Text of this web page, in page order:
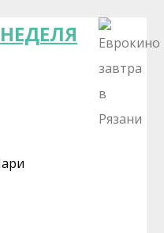
НЕДЕЛЯ